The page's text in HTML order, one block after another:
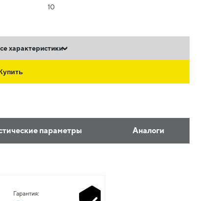
10
характеристики
параметры Аналоги
Гарантия: